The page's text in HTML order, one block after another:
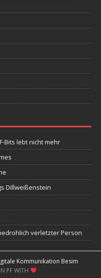
Bits lebt nicht mehr
Dillweißenstein
verletzter Person
Kommunikation Besim
PF WITH